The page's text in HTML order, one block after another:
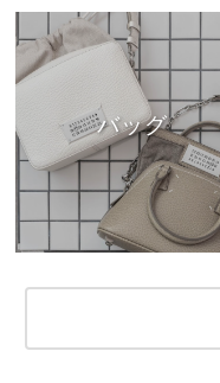
バッグ